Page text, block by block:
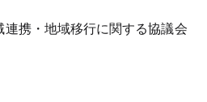
連携・地域移行に関する協議会